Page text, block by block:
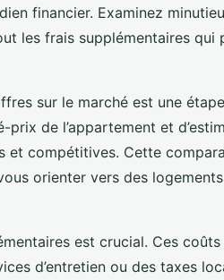
financier. Examinez
les frais supplémentaires qui
sur le marché est une
de l’appartement et
et compétitives. Cette
orienter vers des
est crucial. Ces
d’entretien ou des taxes